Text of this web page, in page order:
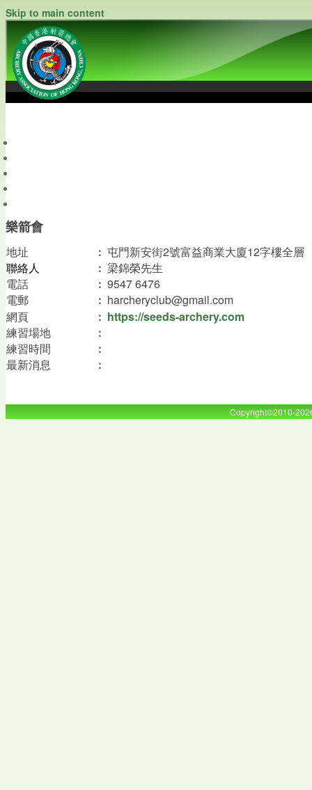
Skip to main content
樂箭會
地址 ︰ 屯門新安街2號富益商業大廈12字樓全層
聯絡人
︰ 梁錦榮先生
電話
︰ 9547 6476
電郵 ︰ harcheryclub@gmail.com
網頁
︰ https://seeds-archery.com
練習場地
︰
練習時間
︰
最新消息
︰
Copyright©2010-